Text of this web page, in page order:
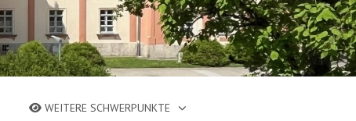
WEITERE SCHWERPUNKTE